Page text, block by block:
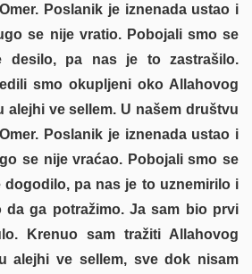
Poslanik je iznenada ustao i
se nije vratio. Pobojali smo se
pa nas je to zastrašilo.
smo okupljeni oko Allahovog
alejhi ve sellem. U našem društvu
Poslanik je iznenada ustao i
se nije vraćao. Pobojali smo se
pa nas je to uznemirilo i
da ga potražimo. Ja sam bio prvi
Krenuo sam tražiti Allahovog
alejhi ve sellem, sve dok nisam